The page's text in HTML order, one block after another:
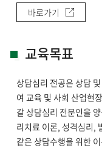
바로가기
교육목표
상담심리 전공은 상담
여 교육 및 사회 산업현
갈 상담심리 전문인을
리치료 이론, 성격심리,
같은 상담수행을 위한